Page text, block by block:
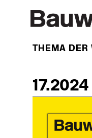
THEMA DER
17.2024